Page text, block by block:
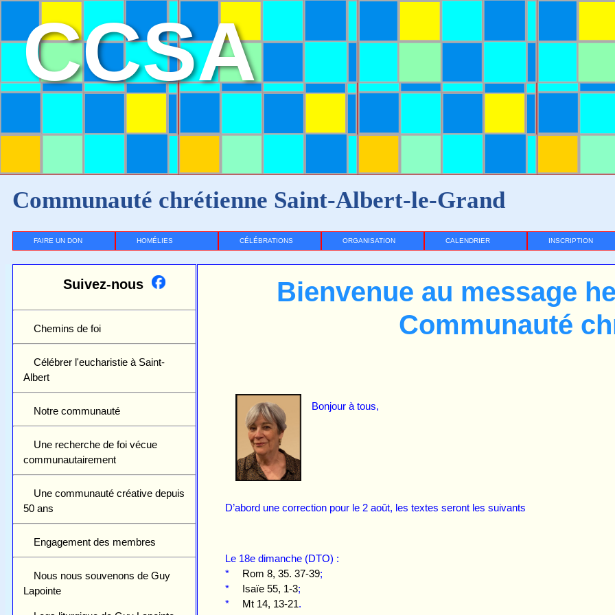
CCSA
Communauté chrétienne Saint-Albert-le-Grand
FAIRE UN DON HOMÉLIES CÉLÉBRATIONS ORGANISATION CALENDRIER INSCRIPTION
Suivez-nous
Chemins de foi
Célébrer l'eucharistie à Saint-
Albert
Notre communauté
Une recherche de foi vécue
communautairement
Une communauté créative depuis
50 ans
Engagement des membres
Nous nous souvenons de Guy
Lapointe
Bienvenue au message
Communauté
Bonjour à tous,
D’abord une correction pour le 2 août, les textes seront les suivants
Le 18e dimanche (DTO) :
*
Rom 8, 35. 37-39;
*
Isaïe 55, 1-3;
*
Mt 14, 13-21.